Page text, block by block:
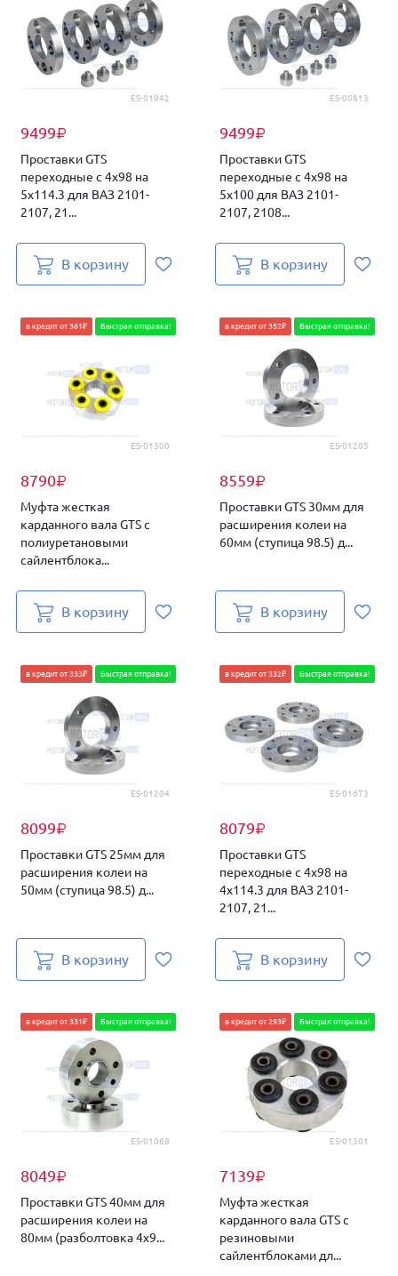
ES-01942
9499₽
Проставки GTS
переходные с 4х98 на
5х114.3 для ВАЗ 2101-
2107, 21...
В корзину
ES-00813
9499₽
Проставки GTS
переходные с 4х98 на
5х100 для ВАЗ 2101-
2107, 2108...
В корзину
ES-01300
8790₽
в кредит от 361₽ Быстрая отправка!
Муфта жесткая
карданного вала GTS с
полиуретановыми
сайлентблока...
В корзину
ES-01205
8559₽
в кредит от 352₽ Быстрая отправка!
Проставки GTS 30мм для
расширения колеи на
60мм (ступица 98.5) д...
В корзину
ES-01204
8099₽
в кредит от 333₽ Быстрая отправка!
Проставки GTS 25мм для
расширения колеи на
50мм (ступица 98.5) д...
В корзину
ES-01673
8079₽
в кредит от 332₽ Быстрая отправка!
Проставки GTS
переходные с 4х98 на
4х114.3 для ВАЗ 2101-
2107, 21...
В корзину
ES-01068
8049₽
в кредит от 331₽ Быстрая отправка!
Проставки GTS 40мм для
расширения колеи на
80мм (разболтовка 4х9...
ES-01301
7139₽
в кредит от 293₽ Быстрая отправка!
Муфта жесткая
карданного вала GTS с
резиновыми
сайлентблоками дл...